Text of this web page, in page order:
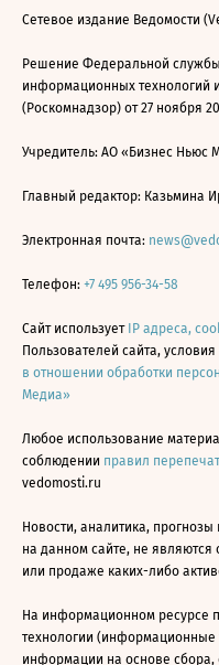
Сетевое издание Ведомости
Решение Федеральной
информационных технологий
(Роскомнадзор) от 27 ноября
Учредитель: АО «Бизнес Ньюс
Главный редактор: Казьмина
Электронная почта:
Телефон: +7 495 956-34-58
Сайт использует IP адреса,
Пользователей сайта,
в отношении обработки
Медиа»
Любое использование
соблюдении правил
vedomosti.ru
Новости, аналитика,
на данном сайте, не
или продаже каких-либо
На информационном ресурсе
технологии (информационные
информации на основе сбора,